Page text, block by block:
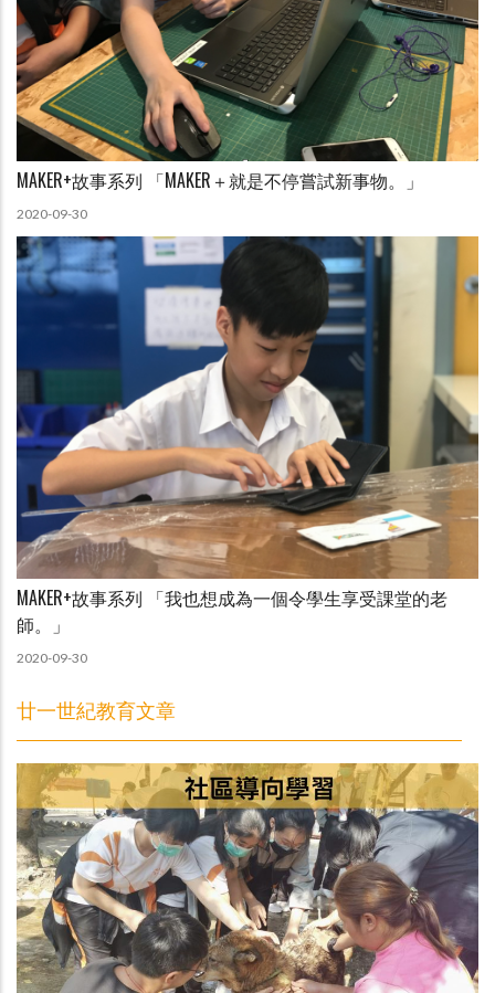
MAKER+故事系列 「MAKER＋就是不停嘗試新事物。」
2020-09-30
MAKER+故事系列 「我也想成為一個令學生享受課堂的老
師。」
2020-09-30
廿一世紀教育文章